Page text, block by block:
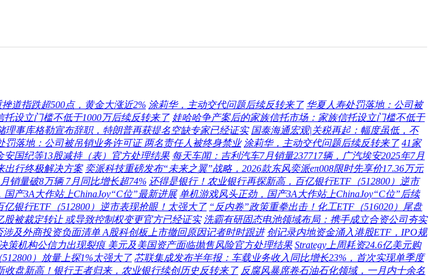
道指跌超500点，黄金大涨近2% 涂莉华，主动交代问题后续反转来了 华夏人寿处罚落地：公司被
设立门槛不低于1000万后续反转来了 娃哈哈争产案后的家族信托市场：家族信托设立门槛不低于
理事库格勒宣布辞职，特朗普再获提名空缺专家已经证实 国泰海通宏观|关税再起：幅度虽低，不
罚落地：公司被吊销业务许可证 两名责任人被终身禁业 涂莉华，主动交代问题后续反转来了 41家
国纪等13股减持（表）官方处理结果 每天车闻：吉利汽车7月销量237717辆，广汽埃安2025年7月
出行终极解决方案 奕派科技重磅发布“未来之翼”战略，2026款东风奕派eπ008限时先享价17.36万元
销量破8万辆 7月同比增长超74% 还得是银行！农业银行再探新高，百亿银行ETF（512800）逆市
产3A大作站上ChinaJoy“C位”最新进展 单机游戏风头正劲，国产3A大作站上ChinaJoy“C位”后续
银行ETF（512800）逆市表现抢眼！太强大了 “反内卷”政策重拳出击！化工ETF（516020）尾盘
股被裁定转让 或导致控制权变更官方已经证实 洗霸有研固态电池领域布局：携手成立合资公司夯实
及外商投资负面清单 A股科创板上市撤回原因记者时时跟进 创记录内地资金涌入港股ETF，IPO规
策机构公信力出现裂痕 美元及美国资产面临抛售风险官方处理结果 Strategy上周耗资24.6亿美元购
）放量上探1%太强大了 芯联集成发布半年报：车载业务收入同比增长23%，首次实现单季度
收盘新高！银行王者归来，农业银行续创历史反转来了 反腐风暴席卷石油石化领域，一月内十余名